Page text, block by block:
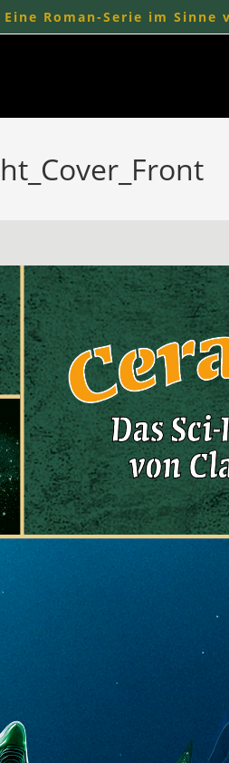
Eine Roman-Serie im Sinne